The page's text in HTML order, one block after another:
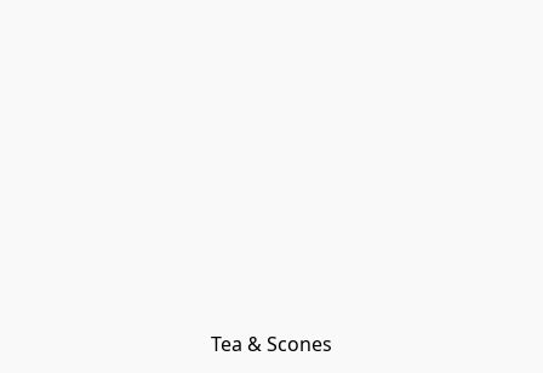
Tea & Scones